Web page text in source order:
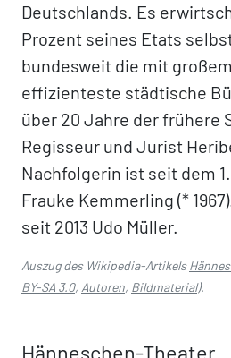
Deutschlands. Es
Prozent seines Etats
bundesweit die mit
effizienteste städtische
über 20 Jahre der frühere
Regisseur und Jurist
Nachfolgerin ist seit dem
Frauke Kemmerling (*
seit 2013 Udo Müller.
Auszug des Wikipedia-Artikels
BY-SA 3.0, Autoren, Bildmaterial).
Hänneschen-Theater